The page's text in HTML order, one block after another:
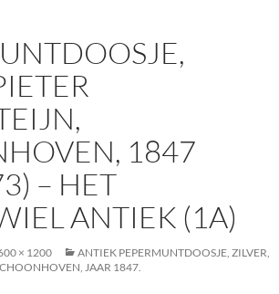
1847
– HET
ANTIEK (1A)
× 1200
ANTIEK PEPERMUNTDOOSJE, ZILVER,
JAAR 1847.